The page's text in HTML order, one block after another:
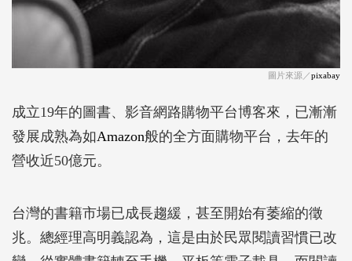
圖片來源／pixabay
成立19年的圖書、影音網路購物平台博客來，已漸漸
發展成熟為如Amazon般的全方面購物平台，去年的
營收近50億元。
台灣的書籍市場已成長趨緩，甚至開始有萎縮的徵
兆。總經理高明義認為，這是由於民眾閱讀習慣已改